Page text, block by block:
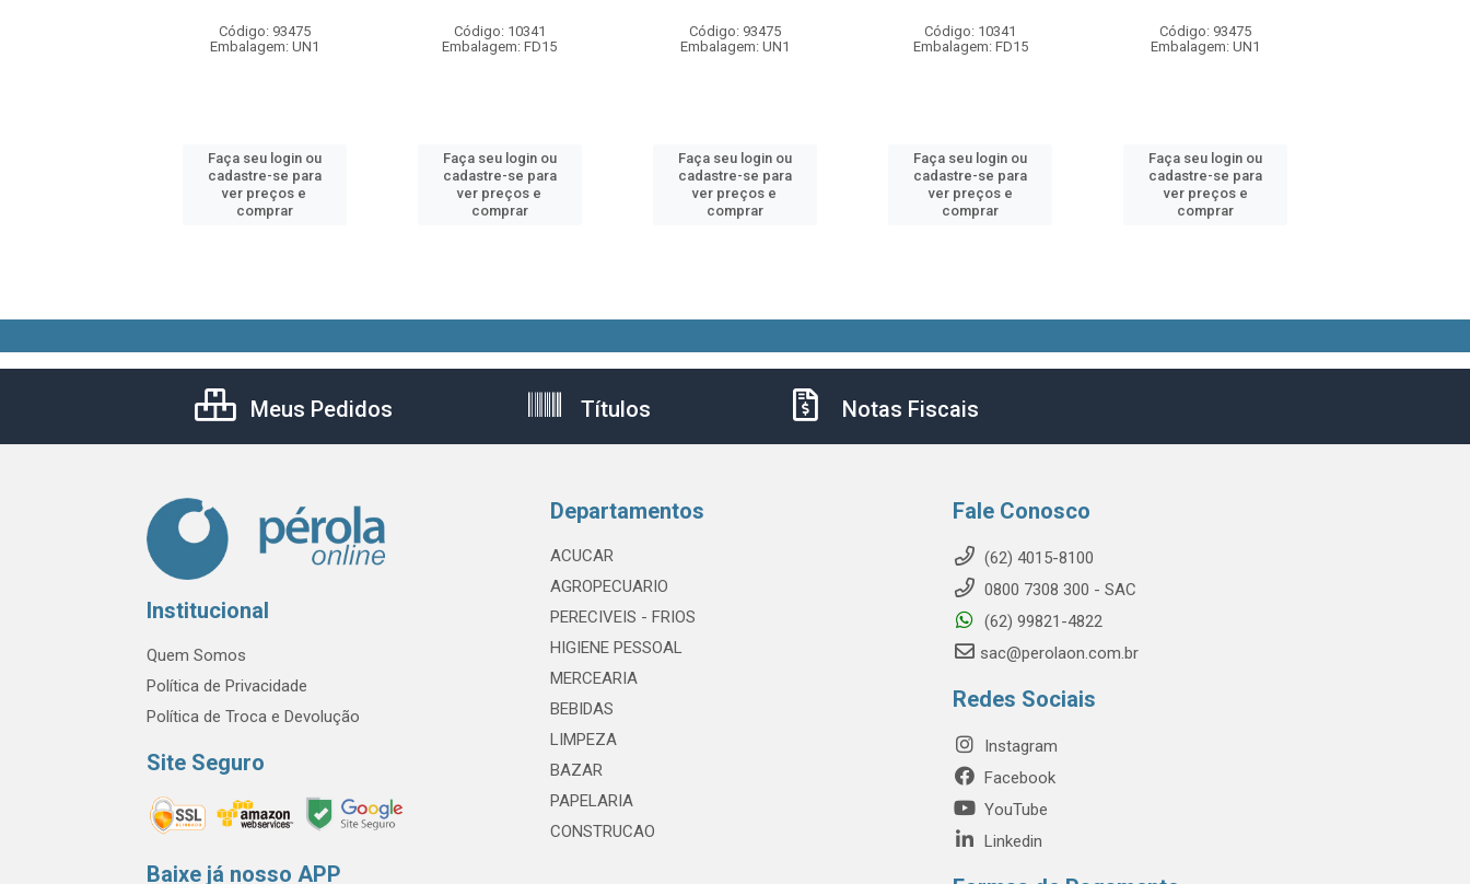
Código: 93475
Embalagem: UN1
Faça seu login ou
cadastre-se para
ver preços e
comprar
Código: 10341
Embalagem: FD15
Faça seu login ou
cadastre-se para
ver preços e
comprar
Código: 93475
Embalagem: UN1
Faça seu login ou
cadastre-se para
ver preços e
comprar
Código: 10341
Embalagem: FD15
Faça seu login ou
cadastre-se para
ver preços e
comprar
Código: 93475
Embalagem: UN1
Faça seu login ou
cadastre-se para
ver preços e
comprar
Meus Pedidos Títulos Notas Fiscais
Institucional
Quem Somos
Política de Privacidade
Política de Troca e Devolução
Site Seguro
Baixe já nosso APP
Departamentos
ACUCAR
AGROPECUARIO
PERECIVEIS - FRIOS
HIGIENE PESSOAL
MERCEARIA
BEBIDAS
LIMPEZA
BAZAR
PAPELARIA
CONSTRUCAO
Fale Conosco
(62) 4015-8100
0800 7308 300 - SAC
(62) 99821-4822
sac@perolaon.com.br
Redes Sociais
Instagram
Facebook
YouTube
Linkedin